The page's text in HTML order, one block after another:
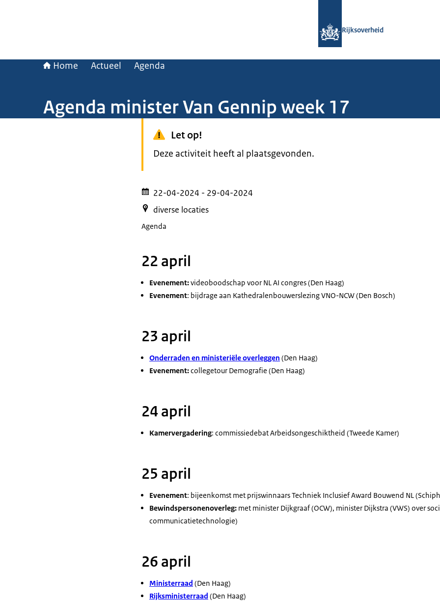
Rijksoverheid
Home Actueel Agenda
Agenda minister Van Gennip week 17
Let op!
Deze activiteit heeft al plaatsgevonden.
22-04-2024 - 29-04-2024
diverse locaties
Agenda
22 april
Evenement:videoboodschap voor NL AI congres (Den Haag)
Evenement: bijdrage aan Kathedralenbouwerslezing VNO-NCW (Den Bosch)
23 april
Onderraden en ministeriële overleggen (Den Haag)
Evenement:collegetour Demografie (Den Haag)
24 april
Kamervergadering: commissiedebat Arbeidsongeschiktheid (Tweede Kamer)
25 april
Evenement: bijeenkomst met prijswinnaars Techniek Inclusief Award Bouwend NL
Bewindspersonenoverleg: met minister Dijkgraaf (OCW), minister Dijkstra (VWS) over
communicatietechnologie)
26 april
Ministerraad (Den Haag)
Rijksministerraad (Den Haag)